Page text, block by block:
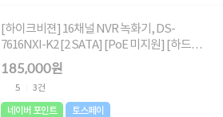
[하이크비젼] 16채널 NVR 녹화기, DS-
7616NXI-K2 [2 SATA] [PoE 미지원] [하드미
포함]
185,000원
5 3건
네이버 포인트 토스페이